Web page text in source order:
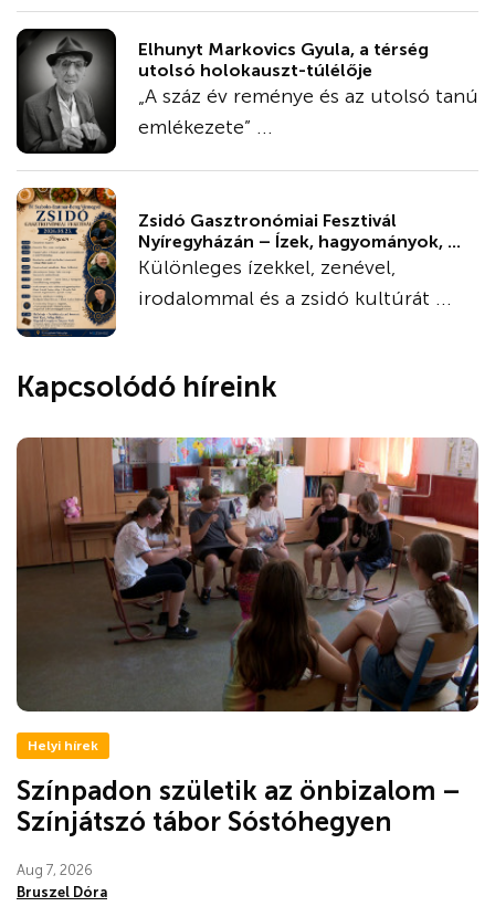
Elhunyt Markovics Gyula, a térség
utolsó holokauszt-túlélője
„A száz év reménye és az utolsó tanú
emlékezete” ...
Zsidó Gasztronómiai Fesztivál
Nyíregyházán – Ízek, hagyományok, ...
Különleges ízekkel, zenével,
irodalommal és a zsidó kultúrát ...
Kapcsolódó híreink
Helyi hírek
Színpadon születik az önbizalom –
Színjátszó tábor Sóstóhegyen
Aug 7, 2026
Bruszel Dóra